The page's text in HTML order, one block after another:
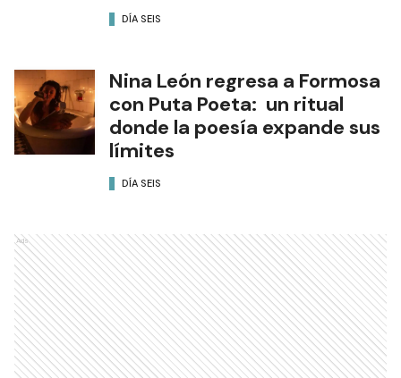
DÍA SEIS
Nina León regresa a Formosa
con Puta Poeta: un ritual
donde la poesía expande sus
límites
DÍA SEIS
Ads